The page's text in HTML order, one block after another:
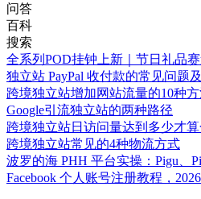
问答
百科
搜索
全系列POD挂钟上新｜节日礼品
独立站 PayPal 收付款的常见问题
跨境独立站增加网站流量的10种
Google引流独立站的两种路径
跨境独立站日访问量达到多少才
跨境独立站常见的4种物流方式
波罗的海 PHH 平台实操：Pigu、
Facebook 个人账号注册教程，